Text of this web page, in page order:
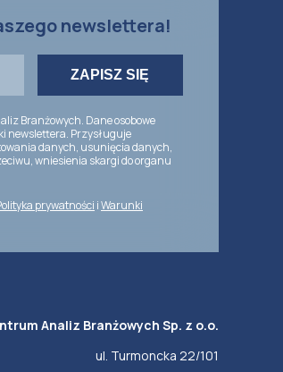
newslettera!
Branżowych. Dane osobowe
newslettera. Przysługuje
danych, usunięcia danych,
wniesienia skargi do organu
prywatności iWarunki
Analiz Branżowych Sp. z o.o.
ul. Turmoncka 22/101